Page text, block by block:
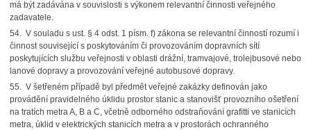
má být zadávána v souvislosti s výkonem relevantní činnosti veřejného
zadavatele.
54. V souladu s ust. § 4 odst. 1 písm. f) zákona se relevantní činností rozumí i
činnost související s poskytováním či provozováním dopravních sítí
poskytujících službu veřejnosti v oblasti drážní, tramvajové, trolejbusové nebo
lanové dopravy a provozování veřejné autobusové dopravy.
55. V šetřeném případě byl předmět veřejné zakázky definován jako
provádění pravidelného úklidu prostor stanic a stanovišť provozního ošetření
na tratích metra A, B a C, včetně odborného odstraňování grafitti ve stanicích
metra, úklid v elektrických stanicích metra a v prostorách ochranného